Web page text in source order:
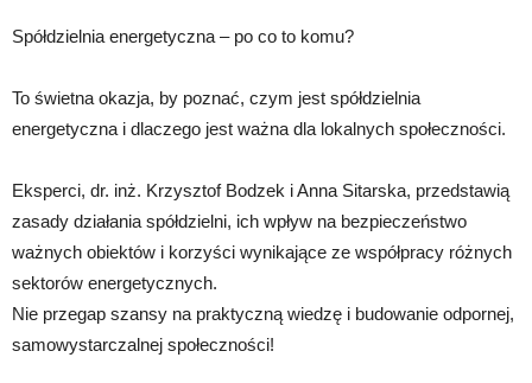
Spółdzielnia energetyczna – po co to komu?
To świetna okazja, by poznać, czym jest spółdzielnia
energetyczna i dlaczego jest ważna dla lokalnych społeczności.
Eksperci, dr. inż. Krzysztof Bodzek i Anna Sitarska, przedstawią
zasady działania spółdzielni, ich wpływ na bezpieczeństwo
ważnych obiektów i korzyści wynikające ze współpracy różnych
sektorów energetycznych.
Nie przegap szansy na praktyczną wiedzę i budowanie odpornej,
samowystarczalnej społeczności!